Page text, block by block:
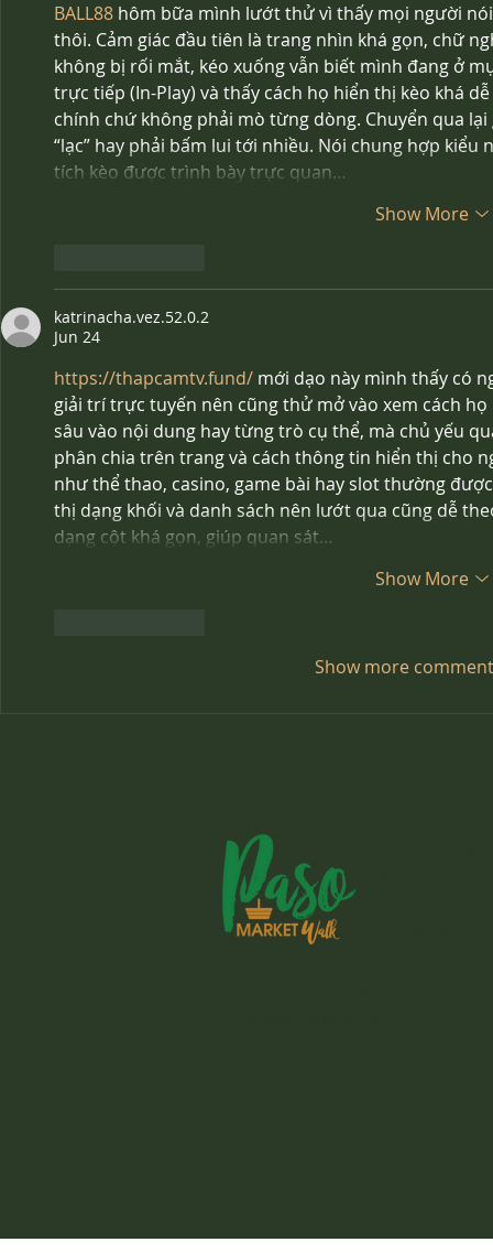
BALL88 hôm bữa mình lướt thử vì thấy mọi người
thôi. Cảm giác đầu tiên là trang nhìn khá gọn, chữ
không bị rối mắt, kéo xuống vẫn biết mình đang ở
trực tiếp (In-Play) và thấy cách họ hiển thị kèo khá
chính chứ không phải mò từng dòng. Chuyển qua
“lạc” hay phải bấm lui tới nhiều. Nói chung hợp
tích kèo được trình bày trực quan…
Show More
katrinacha.vez.52.0.2
Jun 24
https://thapcamtv.fund/ mới dạo này mình thấy có
giải trí trực tuyến nên cũng thử mở vào xem cách
sâu vào nội dung hay từng trò cụ thể, mà chủ yếu
phân chia trên trang và cách thông tin hiển thị cho
như thể thao, casino, game bài hay slot thường
thị dạng khối và danh sách nên lướt qua cũng dễ
dạng cột khá gọn, giúp quan sát…
Show More
Show more